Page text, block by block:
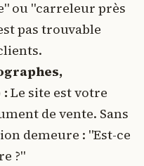
ou "carreleur près
pas trouvable
: Le site est votre
de vente. Sans
demeure : "Est-ce
?"